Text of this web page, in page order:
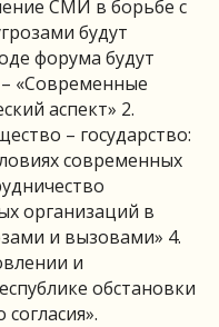
СМИ в борьбе с
будут
форума будут
– «Современные
аспект» 2.
– государство:
современных
организаций в
и вызовами» 4.
и
обстановки